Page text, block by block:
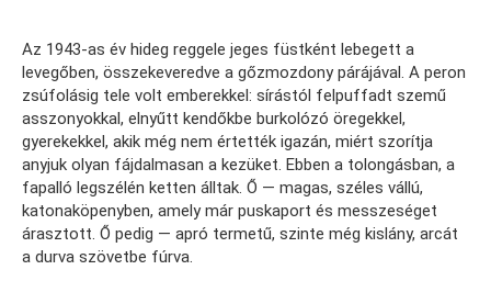
Az 1943-as év hideg reggele jeges füstként lebegett a
levegőben, összekeveredve a gőzmozdony párájával. A peron
zsúfolásig tele volt emberekkel: sírástól felpuffadt szemű
asszonyokkal, elnyűtt kendőkbe burkolózó öregekkel,
gyerekekkel, akik még nem értették igazán, miért szorítja
anyjuk olyan fájdalmasan a kezüket. Ebben a tolongásban, a
fapalló legszélén ketten álltak. Ő — magas, széles vállú,
katonaköpenyben, amely már puskaport és messzeséget
árasztott. Ő pedig — apró termetű, szinte még kislány, arcát
a durva szövetbe fúrva.